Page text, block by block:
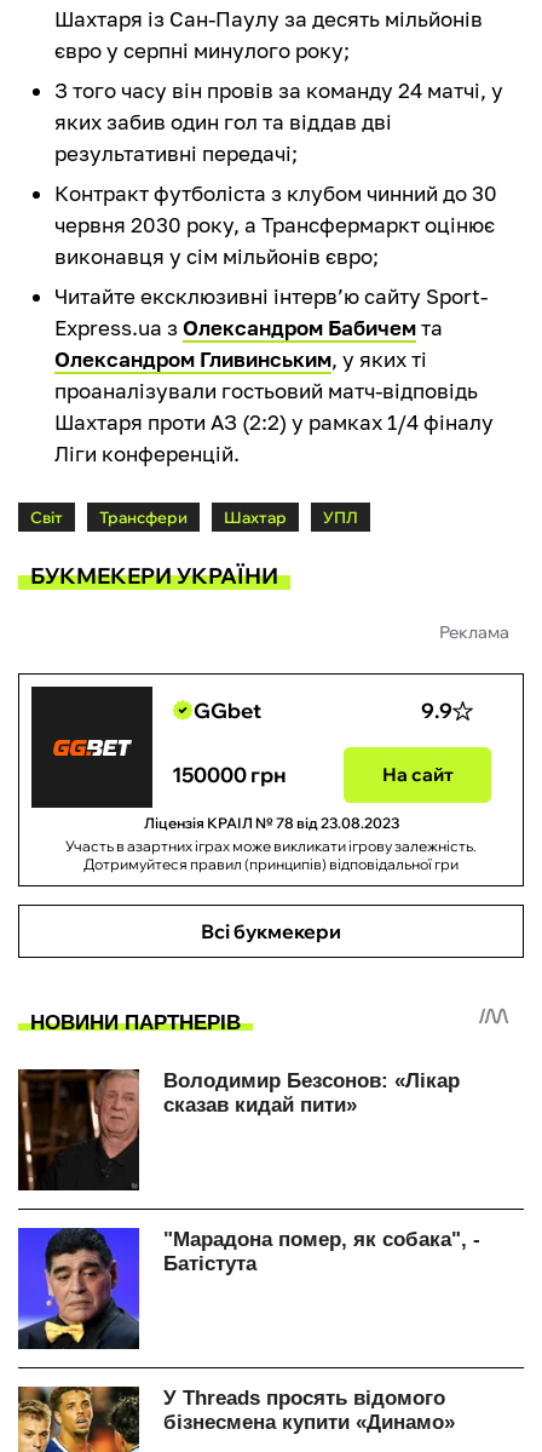
Шахтаря із Сан-Паулу за десять мільйонів
євро у серпні минулого року;
З того часу він провів за команду 24 матчі, у
яких забив один гол та віддав дві
результативні передачі;
Контракт футболіста з клубом чинний до 30
червня 2030 року, а Трансфермаркт оцінює
виконавця у сім мільйонів євро;
Читайте ексклюзивні інтерв’ю сайту Sport-
Express.ua зОлександром Бабичемта
Олександром Гливинським, у яких ті
проаналізували гостьовий матч-відповідь
Шахтаря проти АЗ (2:2) у рамках 1/4 фіналу
Ліги конференцій.
Світ Трансфери Шахтар УПЛ
БУКМЕКЕРИ УКРАЇНИ
Реклама
GGbet 9.9
150000 грн На сайт
Ліцензія КРАІЛ № 78 від 23.08.2023
Участь в азартних іграх може викликати ігрову залежність.
Дотримуйтеся правил (принципів) відповідальної гри
Всі букмекери